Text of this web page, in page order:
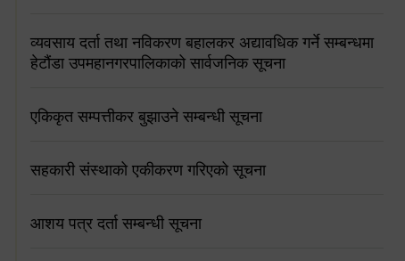
व्यवसाय दर्ता तथा नविकरण बहालकर अद्यावधिक गर्ने सम्बन्धमा
हेटौंडा उपमहानगरपालिकाको सार्वजनिक सूचना
एकिकृत सम्पत्तीकर बुझाउने सम्बन्धी सूचना
सहकारी संस्थाको एकीकरण गरिएको सूचना
आशय पत्र दर्ता सम्बन्धी सूचना